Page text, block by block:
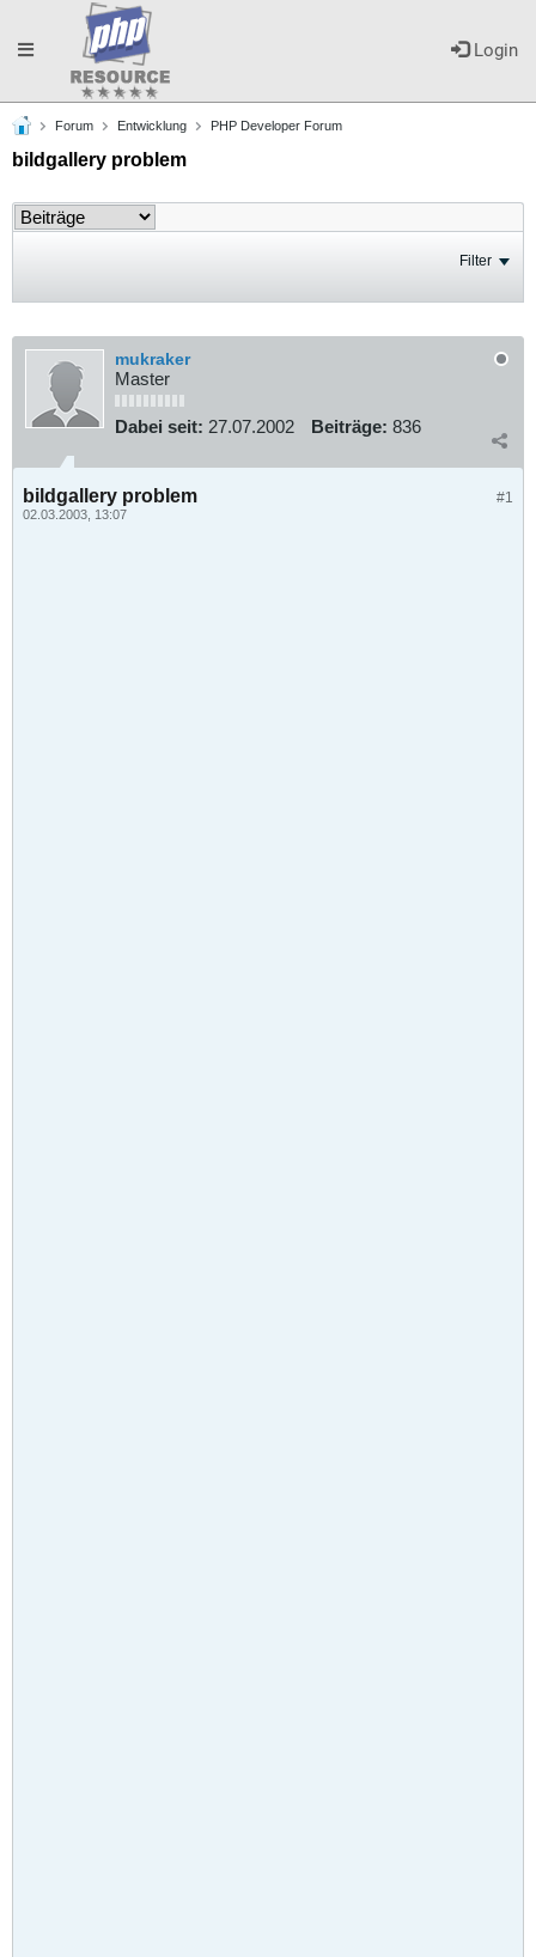
Login
Toggle
navigation
Forum Entwicklung PHP Developer Forum
bildgallery problem
Filter
mukraker
Master
Dabei seit: 27.07.2002 Beiträge: 836
#1
bildgallery problem
02.03.2003, 13:07